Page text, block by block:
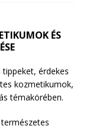
ÉS
érdekes
kozmetikumok,
témakörében.